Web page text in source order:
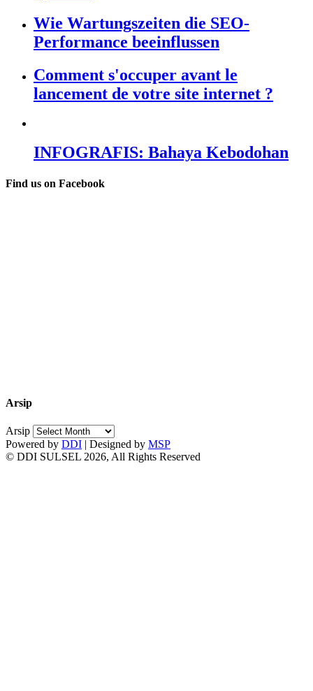
Wie Wartungszeiten die SEO-
Performance beeinflussen
Comment s'occuper avant le
lancement de votre site internet ?
INFOGRAFIS: Bahaya Kebodohan
Find us on Facebook
Arsip
Arsip
Powered by DDI | Designed by MSP
© DDI SULSEL 2026, All Rights Reserved